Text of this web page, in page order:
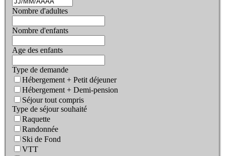
Nombre d'adultes
Nombre d'enfants
Age des enfants
Type de demande
Hébergement + Petit déjeuner
Hébergement + Demi-pension
Séjour tout compris
Type de séjour souhaité
Raquette
Randonnée
Ski de Fond
VTT